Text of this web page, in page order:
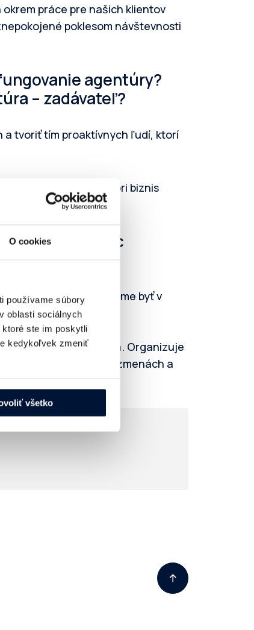
O cookies
používame súbory
oblasti sociálnych
ste im poskytli
kedykoľvek zmeniť
všetko
okrem práce pre našich klientov
poklesom návštevnosti
agentúry?
– zadávateľ?
a tvoriť tím proaktívnych ľudí, ktorí
dôvere partnerom pri biznis
členstve najviac
médiá a chceme byť v
IAB ekosystémom.
partnerstvá. Organizuje
o novinkách, zmenách a